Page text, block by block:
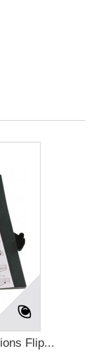
Flip...